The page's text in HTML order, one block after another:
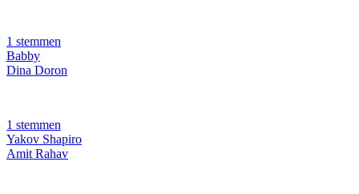
1 stemmen
Babby
Dina Doron
1 stemmen
Yakov Shapiro
Amit Rahav